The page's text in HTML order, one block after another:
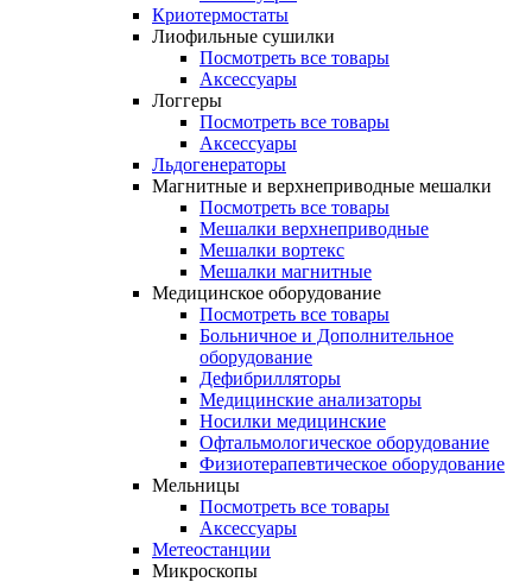
Криотермостаты
Лиофильные сушилки
Посмотреть все товары
Аксессуары
Логгеры
Посмотреть все товары
Аксессуары
Льдогенераторы
Магнитные и верхнеприводные мешалки
Посмотреть все товары
Мешалки верхнеприводные
Мешалки вортекс
Мешалки магнитные
Медицинское оборудование
Посмотреть все товары
Больничное и Дополнительное
оборудование
Дефибрилляторы
Медицинские анализаторы
Носилки медицинские
Офтальмологическое оборудование
Физиотерапевтическое оборудование
Мельницы
Посмотреть все товары
Аксессуары
Метеостанции
Микроскопы